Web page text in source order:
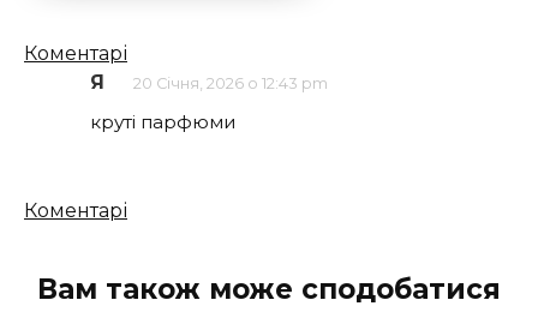
Кількість
коментарів
Коментарі
Я
20 Січня, 2026 о 12:43 pm
круті парфюми
Кількість
Коментарі
Вам також може сподобатися